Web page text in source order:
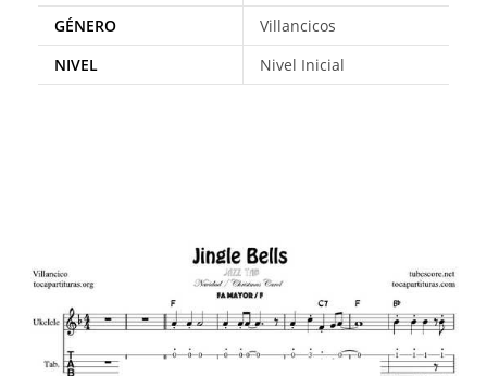
GÉNERO
Villancicos
NIVEL
Nivel Inicial